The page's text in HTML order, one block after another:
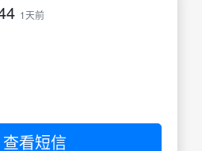
1天前
查看短信